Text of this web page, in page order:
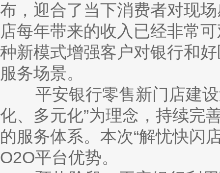
布，迎合了当下消费者对现
店每年带来的收入已经非常
种新模式增强客户对银行和
服务场景。
平安银行零售新门店建设
化、多元化”为理念，持续完
的服务体系。本次“解忧快闪
O2O平台优势。